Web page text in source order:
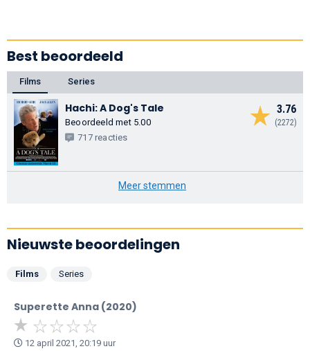
Best beoordeeld
Films Series
3.76
(2272)
Hachi: A Dog's Tale
Beoordeeld met 5.00
717 reacties
Meer stemmen
Nieuwste beoordelingen
Films Series
Superette Anna (2020)
12 april 2021, 20:19 uur